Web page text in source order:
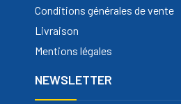
Conditions générales de vente
Livraison
Mentions légales
NEWSLETTER